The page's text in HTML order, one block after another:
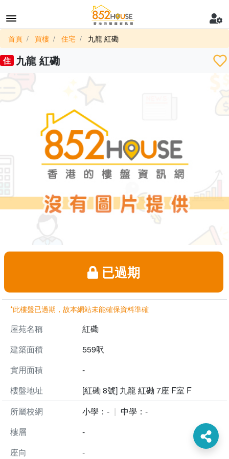
首頁 買樓 住宅 九龍 紅磡
住 九龍 紅磡
已過期
*此樓盤已過期，故本網站未能確保資料準確
屋苑名稱
紅磡
建築面積
559呎
實用面積
-
樓盤地址
[紅磡 8號] 九龍 紅磡 7座 F室 F
所屬校網
小學：-
中學：-
樓層
-
座向
-